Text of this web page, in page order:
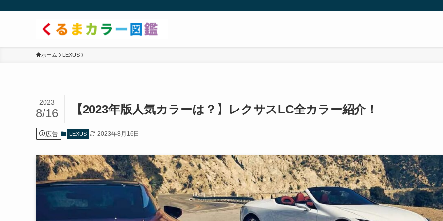
ホーム LEXUS
【2023年版人気カラーは？】レクサスLC全カラー紹介！
2023
8/16
広告 LEXUS 2023年8月16日